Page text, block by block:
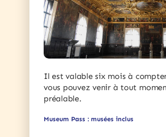
Il est valable six mois à
vous pouvez venir à tout
préalable.
Museum Pass : musées inclus